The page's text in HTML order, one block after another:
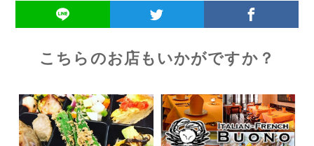
こちらのお店もいかがですか？